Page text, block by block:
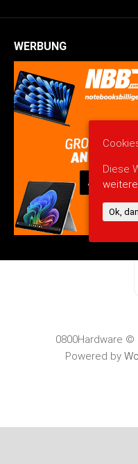
WERBUNG
0800Hardware ©
Powered by
Diese
Ok,